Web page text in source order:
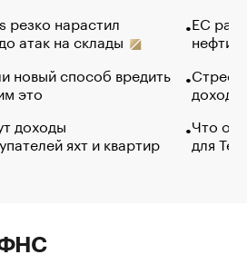
резко нарастил
атак на склады
новый способ вредить
это
доходы
яхт и квартир
ЕС
нефти
Что
для
ФНС